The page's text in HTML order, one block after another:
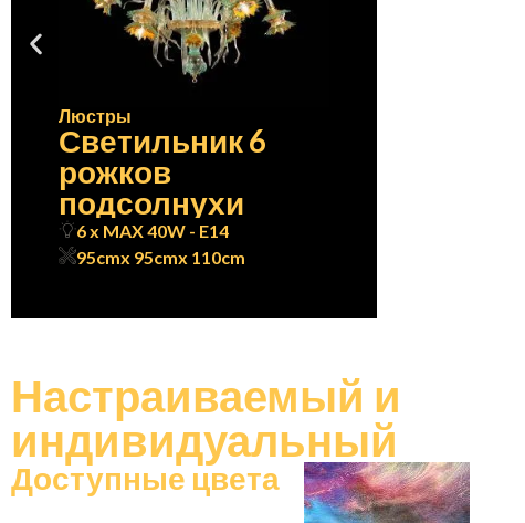
Люстры
Светильник 6
рожков
подсолнухи
6 x MAX 40W - E14
95cmx 95cmx 110cm
Настраиваемый и
индивидуальный
Доступные цвета